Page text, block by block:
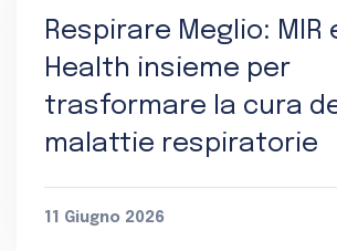
Respirare Meglio: MIR
Health insieme per
trasformare la cura
malattie respiratorie
11 Giugno 2026